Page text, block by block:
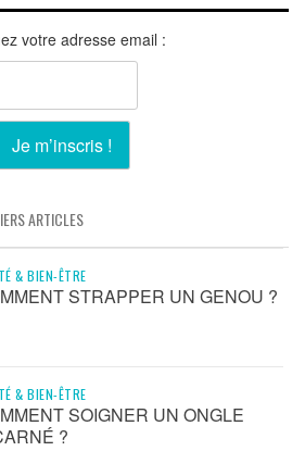
votre adresse email :
ARTICLES
& BIEN-ÊTRE
STRAPPER UN GENOU ?
& BIEN-ÊTRE
SOIGNER UN ONGLE
?